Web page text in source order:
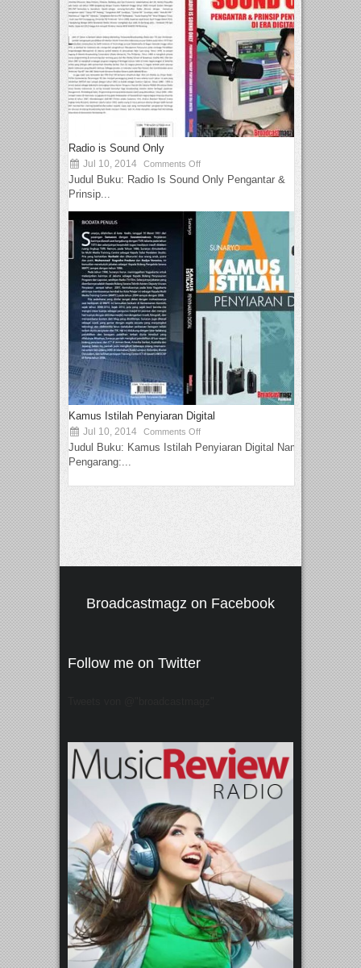
Radio is Sound Only
Jul 10, 2014 Comments Off
Judul Buku: Radio Is Sound Only Pengantar &
Prinsip...
Kamus Istilah Penyiaran Digital
Jul 10, 2014 Comments Off
Judul Buku: Kamus Istilah Penyiaran Digital Nama
Pengarang:...
Broadcastmagz on Facebook
Follow me on Twitter